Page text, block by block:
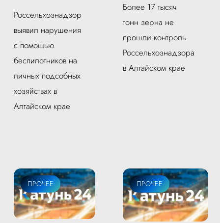
Россельхознадзор
выявил нарушения
с помощью
беспилотников на
личных подсобных
хозяйствах в
Алтайском крае
Более 17 тысяч
тонн зерна не
прошли контроль
Россельхознадзора
в Алтайском крае
ПРОЧЕЕ ПРОЧЕЕ